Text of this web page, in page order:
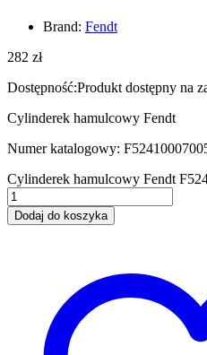
Brand: Fendt
282 zł
Dostępność:Produkt dostępny na
Cylinderek hamulcowy Fendt
Numer katalogowy:
Cylinderek hamulcowy Fendt
Dodaj do koszyka